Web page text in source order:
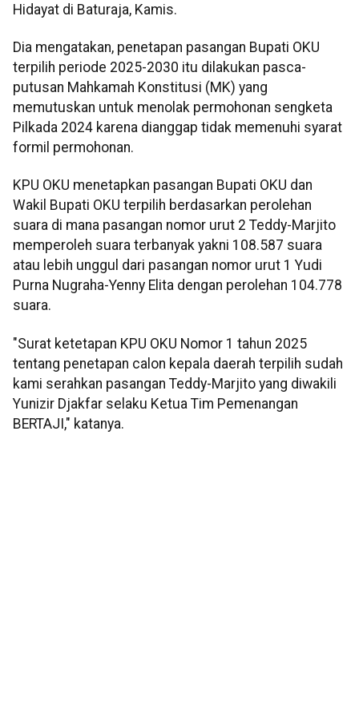
Hidayat di Baturaja, Kamis.
Dia mengatakan, penetapan pasangan Bupati OKU
terpilih periode 2025-2030 itu dilakukan pasca-
putusan Mahkamah Konstitusi (MK) yang
memutuskan untuk menolak permohonan sengketa
Pilkada 2024 karena dianggap tidak memenuhi syarat
formil permohonan.
KPU OKU menetapkan pasangan Bupati OKU dan
Wakil Bupati OKU terpilih berdasarkan perolehan
suara di mana pasangan nomor urut 2 Teddy-Marjito
memperoleh suara terbanyak yakni 108.587 suara
atau lebih unggul dari pasangan nomor urut 1 Yudi
Purna Nugraha-Yenny Elita dengan perolehan 104.778
suara.
"Surat ketetapan KPU OKU Nomor 1 tahun 2025
tentang penetapan calon kepala daerah terpilih sudah
kami serahkan pasangan Teddy-Marjito yang diwakili
Yunizir Djakfar selaku Ketua Tim Pemenangan
BERTAJI," katanya.